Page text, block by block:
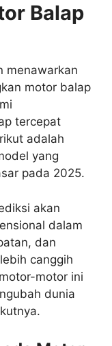
Balap
menawarkan
motor balap
tercepat
adalah
yang
pada 2025.
akan
dalam
dan
canggih
motor ini
dunia